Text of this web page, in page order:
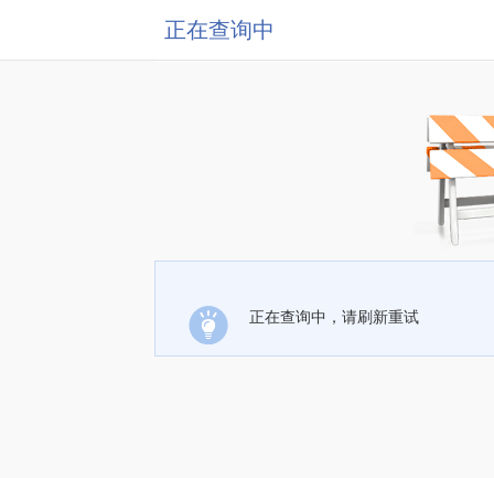
正在查询中
正在查询中，请刷新重试